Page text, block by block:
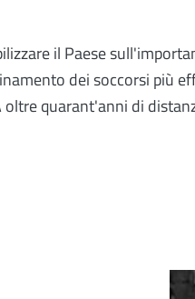
il Paese
dei soccorsi più
quarant'anni di